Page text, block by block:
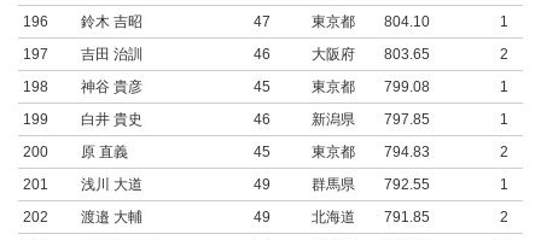
196
鈴木 吉昭 47 東京都 804.10
1
197
吉田 治訓 46 大阪府 803.65
2
198
神谷 貴彦 45 東京都 799.08
1
199
白井 貴史 46 新潟県 797.85
1
200
原 直義 45 東京都 794.83
2
201
浅川 大道 49 群馬県 792.55
1
202
渡邉 大輔 49 北海道 791.85
2